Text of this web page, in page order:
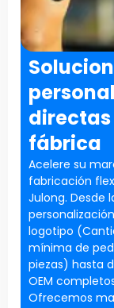
directas
fábrica
Acelere su
fabricación
Julong. Desde
logotipo
mínima de
piezas) hasta
OEM
Ofrecemos